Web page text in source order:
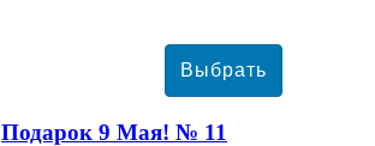
Подарок 9 Мая! № 11